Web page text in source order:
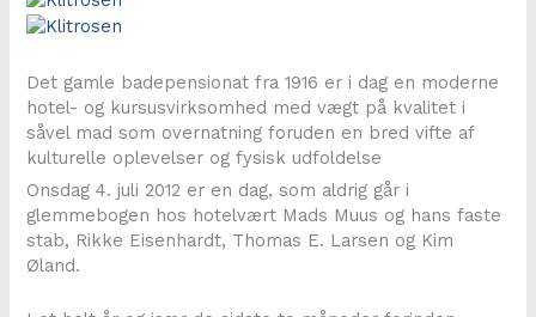
Det gamle badepensionat fra 1916 er i dag en moderne
hotel- og kursusvirksomhed med vægt på kvalitet i
såvel mad som overnatning foruden en bred vifte af
kulturelle oplevelser og fysisk udfoldelse
Onsdag 4. juli 2012 er en dag, som aldrig går i
glemmebogen hos hotelvært Mads Muus og hans faste
stab, Rikke Eisenhardt, Thomas E. Larsen og Kim
Øland.